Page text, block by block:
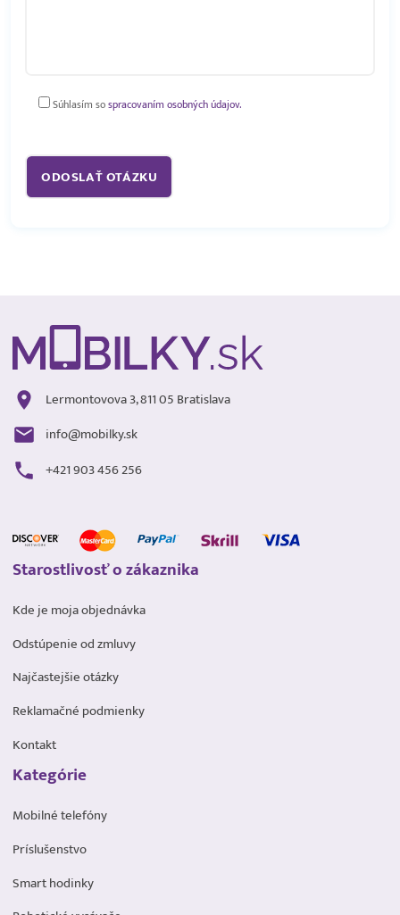
Súhlasím sospracovaním osobných údajov.
Lermontovova 3, 811 05 Bratislava
info@mobilky.sk
+421 903 456 256
Starostlivosť o zákaznika
Kde je moja objednávka
Odstúpenie od zmluvy
Najčastejšie otázky
Reklamačné podmienky
Kontakt
Kategórie
Mobilné telefóny
Príslušenstvo
Smart hodinky